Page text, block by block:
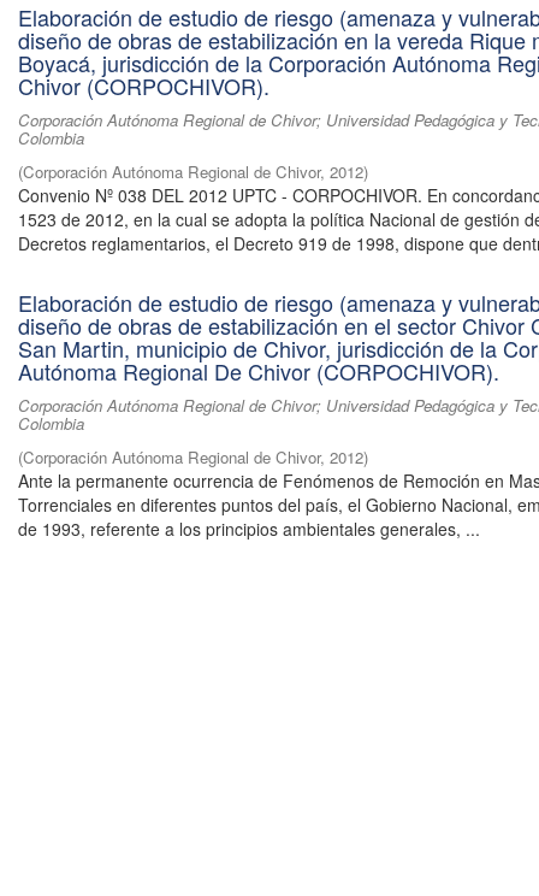
Elaboración de estudio de riesgo (amenaza y
diseño de obras de estabilización en la vereda Rique
Boyacá, jurisdicción de la Corporación Autónoma
Chivor (CORPOCHIVOR).
Corporación Autónoma Regional de Chivor; Universidad Pedagógica y
Colombia
(Corporación Autónoma Regional de Chivor, 2012)
Convenio Nº 038 DEL 2012 UPTC - CORPOCHIVOR. En
1523 de 2012, en la cual se adopta la política Nacional de gestión
Decretos reglamentarios, el Decreto 919 de 1998, dispone que
Elaboración de estudio de riesgo (amenaza y
diseño de obras de estabilización en el sector Chivor
San Martin, municipio de Chivor, jurisdicción de la
Autónoma Regional De Chivor (CORPOCHIVOR).
Corporación Autónoma Regional de Chivor; Universidad Pedagógica y
Colombia
(Corporación Autónoma Regional de Chivor, 2012)
Ante la permanente ocurrencia de Fenómenos de Remoción en
Torrenciales en diferentes puntos del país, el Gobierno Nacional,
de 1993, referente a los principios ambientales generales, ...